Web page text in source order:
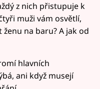
z nich přistupuje k
muži vám osvětlí,
na baru? A jak od
hlavních
ani když musejí